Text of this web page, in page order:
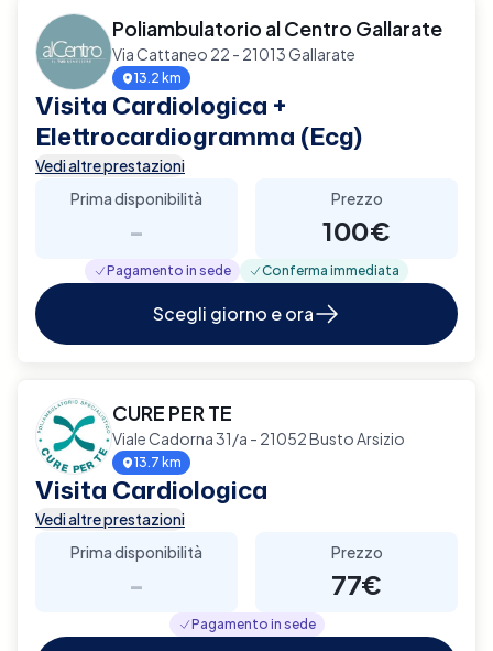
Poliambulatorio al Centro Gallarate
Via Cattaneo 22 - 21013 Gallarate
13.2 km
Visita Cardiologica +
Elettrocardiogramma (Ecg)
Vedi altre prestazioni
Prima disponibilità
-
Prezzo
100€
Pagamento in sede Conferma immediata
Scegli giorno e ora
CURE PER TE
Viale Cadorna 31/a - 21052 Busto Arsizio
13.7 km
Visita Cardiologica
Vedi altre prestazioni
Prima disponibilità
-
Prezzo
77€
Pagamento in sede